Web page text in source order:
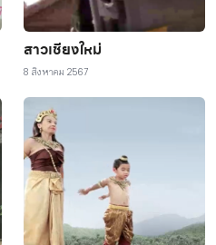
สาวเชียงใหม่
8 สิงหาคม 2567